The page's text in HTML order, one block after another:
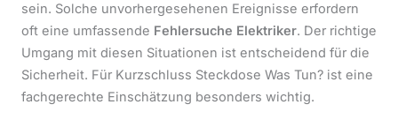
sein. Solche unvorhergesehenen Ereignisse erfordern
oft eine umfassende Fehlersuche Elektriker. Der richtige
Umgang mit diesen Situationen ist entscheidend für die
Sicherheit. Für Kurzschluss Steckdose Was Tun? ist eine
fachgerechte Einschätzung besonders wichtig.